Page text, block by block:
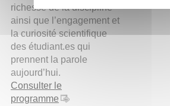
richesse de la discipline
ainsi que l’engagement et
la curiosité scientifique
des étudiant.es qui
prennent la parole
aujourd’hui.
Consulter le
programme